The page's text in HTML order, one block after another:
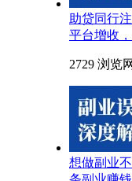
助贷同行
平台增收
2729 浏览
想做副业